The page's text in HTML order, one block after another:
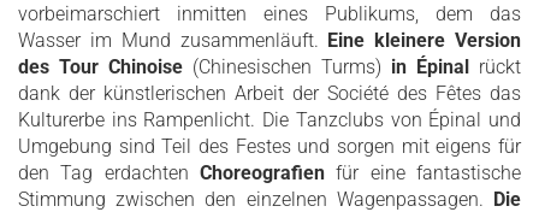
vorbeimarschiert inmitten eines Publikums, dem das
Wasser im Mund zusammenläuft. Eine kleinere Version
des Tour Chinoise (Chinesischen Turms) in Épinal rückt
dank der künstlerischen Arbeit der Société des Fêtes das
Kulturerbe ins Rampenlicht. Die Tanzclubs von Épinal und
Umgebung sind Teil des Festes und sorgen mit eigens für
den Tag erdachten Choreografien für eine fantastische
Stimmung zwischen den einzelnen Wagenpassagen. Die